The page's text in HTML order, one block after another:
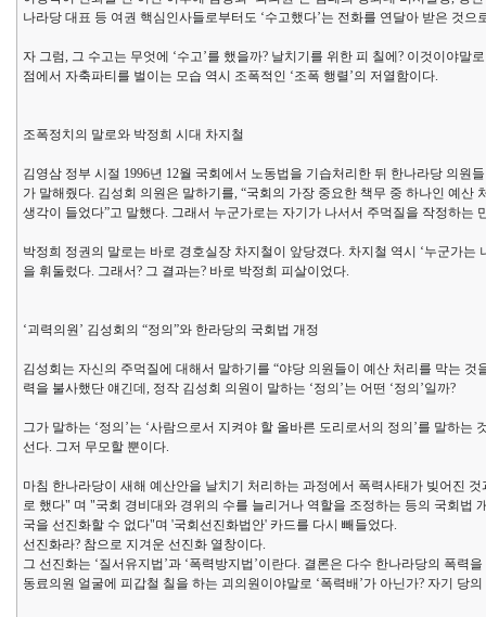
나라당 대표 등 여권 핵심인사들로부터도 ‘수고했다’는 전화를 연달아 받은 것으
자 그럼, 그 수고는 무엇에 ‘수고’를 했을까? 날치기를 위한 피 칠에? 이것이야
점에서 자축파티를 벌이는 모습 역시 조폭적인 ‘조폭 행렬’의 저열함이다.
조폭정치의 말로와 박정희 시대 차지철
김영삼 정부 시절 1996년 12월 국회에서 노동법을 기습처리한 뒤 한나라당 의원
가 말해줬다. 김성회 의원은 말하기를, “국회의 가장 중요한 책무 중 하나인 예
생각이 들었다”고 말했다. 그래서 누군가로는 자기가 나서서 주먹질을 작정하는
박정희 정권의 말로는 바로 경호실장 차지철이 앞당겼다. 차지철 역시 ‘누군가
을 휘둘렀다. 그래서? 그 결과는? 바로 박정희 피살이었다.
‘괴력의원’ 김성회의 “정의”와 한라당의 국회법 개정
김성회는 자신의 주먹질에 대해서 말하기를 “야당 의원들이 예산 처리를 막는
력을 불사했단 얘긴데, 정작 김성회 의원이 말하는 ‘정의’는 어떤 ‘정의’일까?
그가 말하는 ‘정의’는 ‘사람으로서 지켜야 할 올바른 도리로서의 정의’를 말하
선다. 그저 무모할 뿐이다.
마침 한나라당이 새해 예산안을 날치기 처리하는 과정에서 폭력사태가 빚어진
로 했다" 며 "국회 경비대와 경위의 수를 늘리거나 역할을 조정하는 등의 국회
국을 선진화할 수 없다"며 '국회선진화법안' 카드를 다시 빼들었다.
선진화라? 참으로 지겨운 선진화 열창이다.
그 선진화는 ‘질서유지법’과 ‘폭력방지법’이란다. 결론은 다수 한나라당의 폭력
동료의원 얼굴에 피갑철 칠을 하는 괴의원이야말로 ‘폭력배’가 아닌가? 자기 당